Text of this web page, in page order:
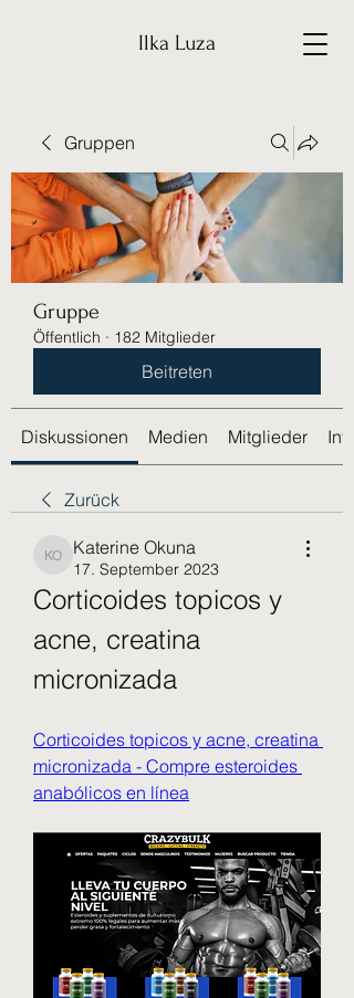
Ilka Luza
Gruppen
Gruppe
Öffentlich · 182 Mitglieder
Beitreten
Diskussionen Medien Mitglieder Info
Zurück
Katerine Okuna
Katerine Okuna
17. September 2023
Corticoides topicos y
acne, creatina
micronizada
Corticoides topicos y acne, creatina
micronizada - Compre esteroides
anabólicos en línea